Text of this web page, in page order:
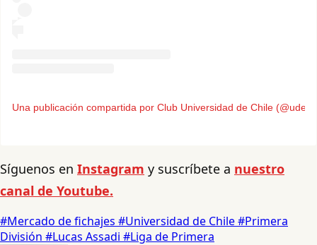
Una publicación compartida por Club Universidad de Chile
Síguenos en Instagram y suscríbete a nuestro
canal de Youtube.
#Mercado de fichajes #Universidad de Chile#Primera
División #Lucas Assadi #Liga de Primera